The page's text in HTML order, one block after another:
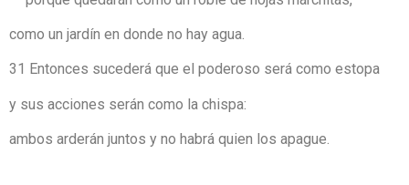
como un jardín en donde no hay agua.
31 Entonces sucederá que el poderoso será como estopa
y sus acciones serán como la chispa:
ambos arderán juntos y no habrá quien los apague.